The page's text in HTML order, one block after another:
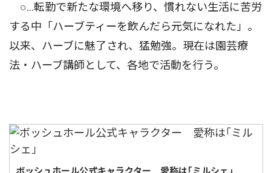
○…転勤で新たな環境へ移り、慣れない生活に苦労
する中「ハーブティーを飲んだら元気になれた」。
以来、ハーブに魅了され、猛勉強。現在は園芸療
法・ハーブ講師として、各地で活動を行う。